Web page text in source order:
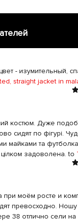
- изумительный,
straight jacket in
костюм. Дуже
сидят по фігурі.
майками та
задоволена. to
моём росте и
превосходно.
38 отлично сели на